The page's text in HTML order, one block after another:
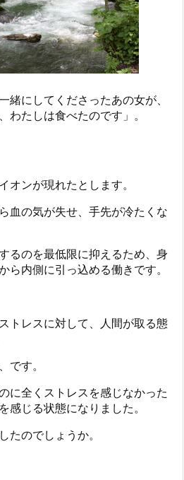
緒にしてくださったあの女が、
わたしは食べたのです」。
オンが現れたとします。
血の気が失せ、手先が冷たくな
るのを最低限に抑えるため、身
ら内側に引っ込める働きです。
トレスに対して、人間が取る態
です。
に全くストレスを感じなかった
感じる状態になりました。
たのでしょうか。